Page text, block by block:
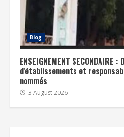
Blog
ENSEIGNEMENT SECONDAIRE
d’établissements et
nommés
3 August 2026